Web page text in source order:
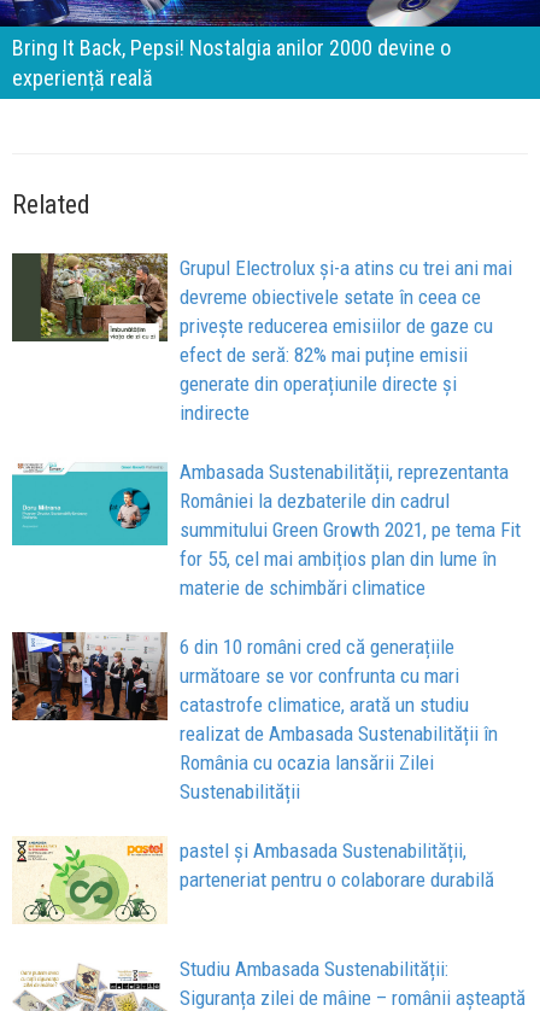
Bring It Back, Pepsi! Nostalgia anilor 2000 devine o
experiență reală
Related
Grupul Electrolux și-a atins cu trei ani mai
devreme obiectivele setate în ceea ce
privește reducerea emisiilor de gaze cu
efect de seră: 82% mai puține emisii
generate din operațiunile directe și
indirecte
Ambasada Sustenabilității, reprezentanta
României la dezbaterile din cadrul
summitului Green Growth 2021, pe tema Fit
for 55, cel mai ambițios plan din lume în
materie de schimbări climatice
6 din 10 români cred că generațiile
următoare se vor confrunta cu mari
catastrofe climatice, arată un studiu
realizat de Ambasada Sustenabilității în
România cu ocazia lansării Zilei
Sustenabilității
pastel și Ambasada Sustenabilității,
parteneriat pentru o colaborare durabilă
Studiu Ambasada Sustenabilității:
Siguranța zilei de mâine – românii așteaptă